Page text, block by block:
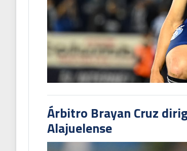
Árbitro Brayan Cruz
Alajuelense